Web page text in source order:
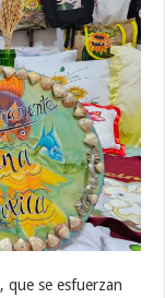
que se esfuerzan